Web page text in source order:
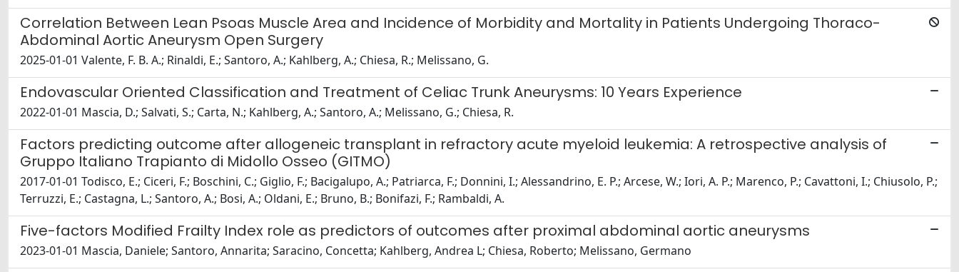
Correlation Between Lean Psoas Muscle Area and Incidence of Morbidity and Mortality in Patients Undergoing Thoraco-
Abdominal Aortic Aneurysm Open Surgery
2025-01-01 Valente, F. B. A.; Rinaldi, E.; Santoro, A.; Kahlberg, A.; Chiesa, R.; Melissano, G.
Endovascular Oriented Classification and Treatment of Celiac Trunk Aneurysms: 10 Years Experience
2022-01-01 Mascia, D.; Salvati, S.; Carta, N.; Kahlberg, A.; Santoro, A.; Melissano, G.; Chiesa, R.
Factors predicting outcome after allogeneic transplant in refractory acute myeloid leukemia: A retrospective analysis of
Gruppo Italiano Trapianto di Midollo Osseo (GITMO)
2017-01-01 Todisco, E.; Ciceri, F.; Boschini, C.; Giglio, F.; Bacigalupo, A.; Patriarca, F.; Donnini, I.; Alessandrino, E. P.; Arcese, W.; Iori, A. P.; Marenco, P.; Cavattoni, I.; Chiusolo, P.;
Terruzzi, E.; Castagna, L.; Santoro, A.; Bosi, A.; Oldani, E.; Bruno, B.; Bonifazi, F.; Rambaldi, A.
Five-factors Modified Frailty Index role as predictors of outcomes after proximal abdominal aortic aneurysms
2023-01-01 Mascia, Daniele; Santoro, Annarita; Saracino, Concetta; Kahlberg, Andrea L; Chiesa, Roberto; Melissano, Germano